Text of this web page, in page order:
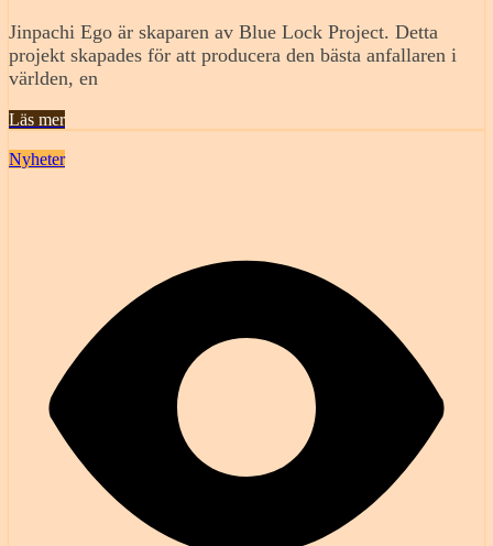
Jinpachi Ego är skaparen av Blue Lock Project. Detta
projekt skapades för att producera den bästa anfallaren i
världen, en
Läs mer
Nyheter